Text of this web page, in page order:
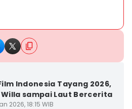
Indonesia Tayang 2026,
Willa sampai Laut Bercerita
2026, 18:15 WIB